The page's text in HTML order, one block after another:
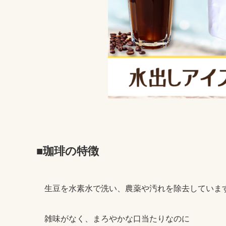
■珈琲の特徴
生豆を水素水で洗い、農薬や汚れを除去していま
雑味がなく、まろやかな口当たりなのに